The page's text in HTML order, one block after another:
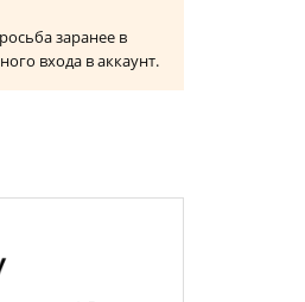
заранее в
входа в аккаунт.